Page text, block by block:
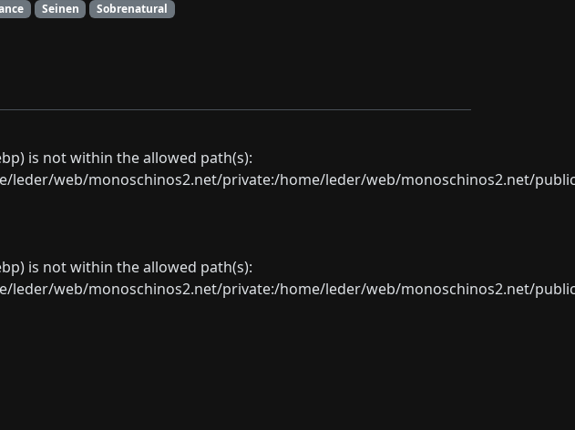
Seinen Sobrenatural
is not within the allowed path(s):
web/monoschinos2.net/private:/home/leder/web/monoschinos2.net/
is not within the allowed path(s):
web/monoschinos2.net/private:/home/leder/web/monoschinos2.net/